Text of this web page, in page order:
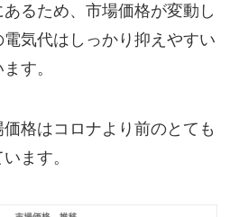
るため、市場価格が変動し
気代はしっかり抑えやすい
す。
格はコロナより前のとても
ます。